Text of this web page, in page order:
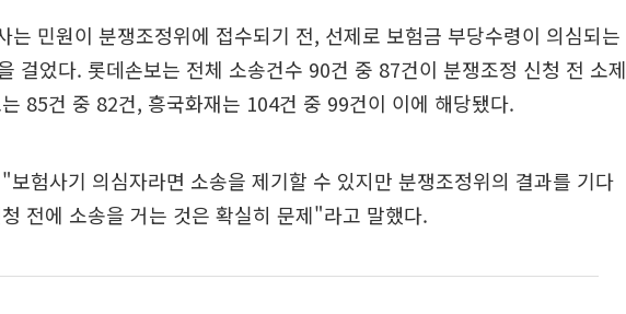
는 민원이 분쟁조정위에 접수되기 전, 선제로 보험금 부당수령이 의심되는
걸었다. 롯데손보는 전체 소송건수 90건 중 87건이 분쟁조정 신청 전 소제
85건 중 82건, 흥국화재는 104건 중 99건이 이에 해당됐다.
보험사기 의심자라면 소송을 제기할 수 있지만 분쟁조정위의 결과를 기다
전에 소송을 거는 것은 확실히 문제"라고 말했다.